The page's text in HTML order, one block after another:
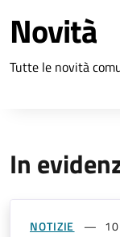
Novità
Tutte le novità
In
NOTIZIE